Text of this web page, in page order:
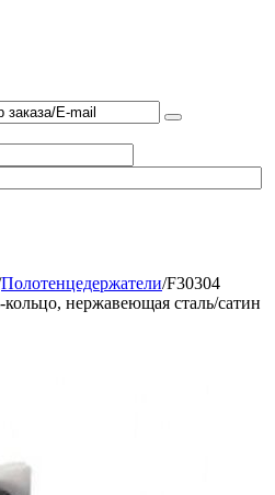
Полотенцедержатели/F30304
нержавеющая сталь/сатин